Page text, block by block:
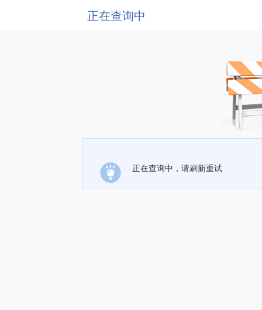
正在查询中
正在查询中，请刷新重试